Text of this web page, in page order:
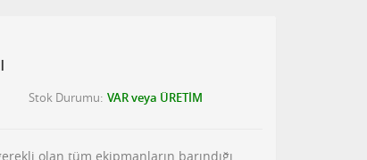
Stok Durumu VAR veya ÜRETİM
olan tüm ekipmanların barındığı